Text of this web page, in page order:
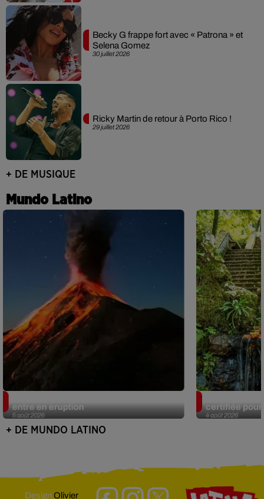
30 juillet 2026
Becky G frappe fort avec « Patrona » et
Selena Gomez
29 juillet 2026
Ricky Martin de retour à Porto Rico !
+ DE MUSIQUE
Mundo Latino
5 août 2026
entre en éruption
4 août 2026
certifiée pour
+ DE MUNDO LATINO
DesignOlivier